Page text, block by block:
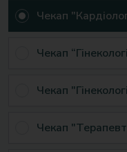
Чекап
Чекап
Чекап
Чекап